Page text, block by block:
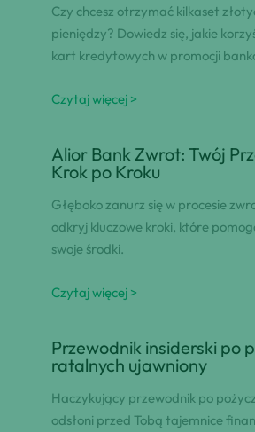
Czy chcesz otrzymać kilkaset
pieniędzy? Dowiedz się, jakie
kart kredytowych w promocji
Czytaj więcej >
Alior Bank Zwrot: Twój
Krok po Kroku
Głęboko zanurz się w procesie
odkryj kluczowe kroki, które
swoje środki.
Czytaj więcej >
Przewodnik insiderski po
ratalnych ujawniony
Haczykujący przewodnik po
odsłoni przed Tobą tajemnice